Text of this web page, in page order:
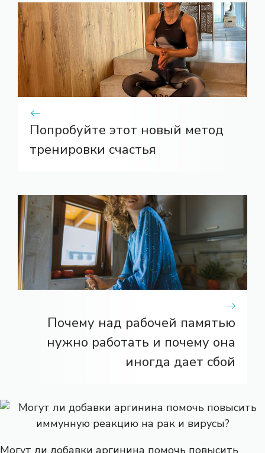
Попробуйте этот новый метод
тренировки счастья
Почему над рабочей памятью
нужно работать и почему она
иногда дает сбой
Могут ли добавки аргинина помочь повысить